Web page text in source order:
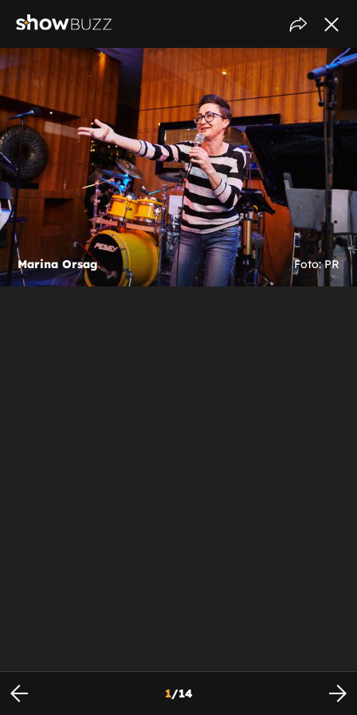
Marina Orsag Foto: PR
1/14